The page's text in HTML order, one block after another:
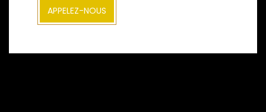
APPELEZ-NOUS